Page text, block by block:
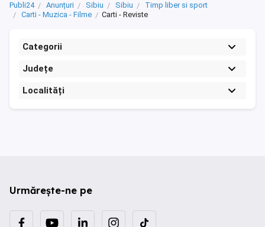
Publi24 Anunțuri Sibiu Sibiu
Timp liber si sport
Carti - Muzica - Filme
Carti - Reviste
Categorii
Județe
Localități
Urmărește-ne pe